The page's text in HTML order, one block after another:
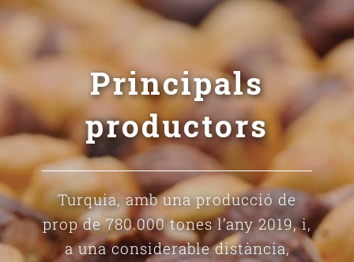
Principals
productors
Turquia, amb una producció de
prop de 780.000 tones l’any 2019, i,
a una considerable distància,